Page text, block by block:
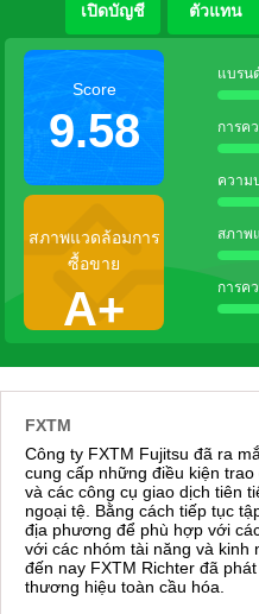
เปิดบัญชี ตัวแทน
Score
9.58
สภาพแวดล้อมการ
ซื้อขาย
A+
แบรน
การค
ความ
สภาพ
การค
FXTM
Công ty FXTM Fujitsu đã ra
cung cấp những điều kiện
và các công cụ giao dịch tiên
ngoại tệ. Bằng cách tiếp tục
địa phương để phù hợp với
với các nhóm tài năng và kinh
đến nay FXTM Richter đã
thương hiệu toàn cầu hóa.